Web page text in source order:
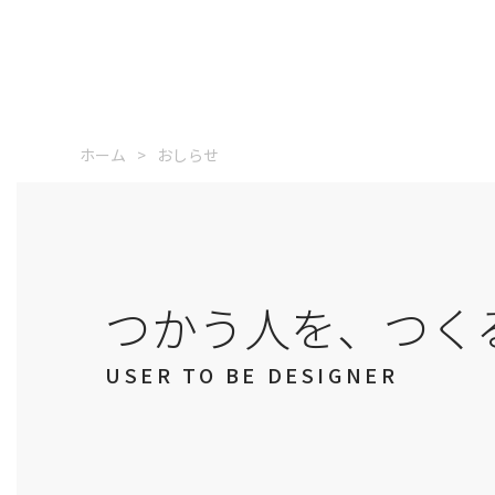
ホーム おしらせ
つかう人を、つく
USER TO BE DESIGNER